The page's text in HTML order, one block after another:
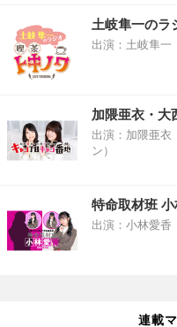
土岐隼一のラ
出演：土岐隼一
加隈亜衣・大
出演：加隈亜衣
ン）
特命取材班
出演：小林愛香
連載